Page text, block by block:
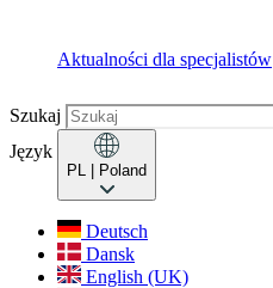
Aktualności dla specjalistów
Szukaj
Język
PL | Poland
Deutsch
Dansk
English (UK)